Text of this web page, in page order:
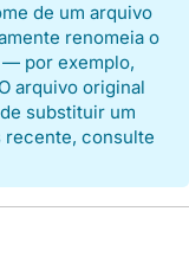
de um arquivo
renomeia o
por exemplo,
arquivo original
substituir um
recente, consulte